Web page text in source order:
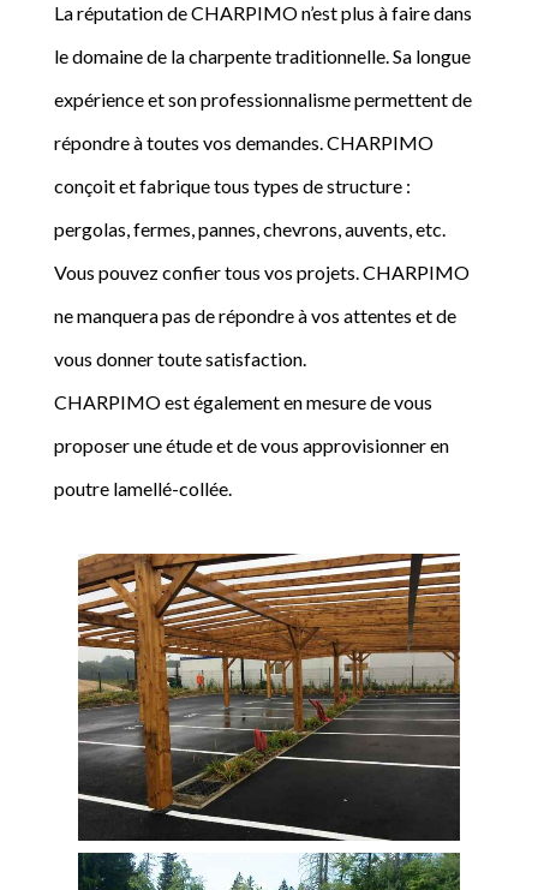
La réputation de CHARPIMO n’est plus à faire dans
le domaine de la charpente traditionnelle. Sa longue
expérience et son professionnalisme permettent de
répondre à toutes vos demandes. CHARPIMO
conçoit et fabrique tous types de structure :
pergolas, fermes, pannes, chevrons, auvents, etc.
Vous pouvez confier tous vos projets. CHARPIMO
ne manquera pas de répondre à vos attentes et de
vous donner toute satisfaction.
CHARPIMO est également en mesure de vous
proposer une étude et de vous approvisionner en
poutre lamellé-collée.